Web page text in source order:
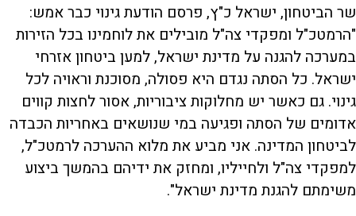
שר הביטחון, ישראל כ"ץ, פרסם הודעת גינוי כבר אמש:
"הרמטכ"ל ומפקדי צה"ל מובילים את לוחמינו בכל הזירות
במערכה להגנה על מדינת ישראל, למען ביטחון אזרחי
ישראל. כל הסתה נגדם היא פסולה, מסוכנת וראויה לכל
גינוי. גם כאשר יש מחלוקות ציבוריות, אסור לחצות קווים
אדומים של הסתה ופגיעה במי שנושאים באחריות הכבדה
לביטחון המדינה. אני מביע את מלוא ההערכה לרמטכ"ל,
למפקדי צה"ל ולחייליו, ומחזק את ידיהם בהמשך ביצוע
משימתם להגנת מדינת ישראל".